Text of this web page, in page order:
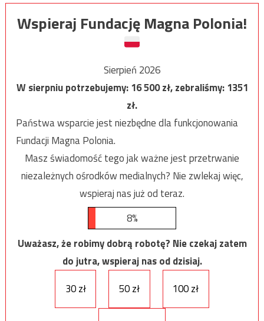
Wspieraj Fundację Magna Polonia!
Sierpień 2026
W sierpniu potrzebujemy:16 500zł, zebraliśmy:1351
zł.
Państwa wsparcie jest niezbędne dla funkcjonowania
Fundacji Magna Polonia.
Masz świadomość tego jak ważne jest przetrwanie
niezależnych ośrodków medialnych? Nie zwlekaj więc,
wspieraj nas już od teraz.
8%
Uważasz, że robimy dobrą robotę? Nie czekaj zatem
do jutra, wspieraj nas od dzisiaj.
30 zł
50 zł 100 zł